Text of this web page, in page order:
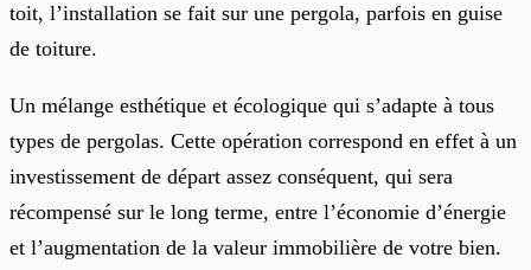
toit, l’installation se fait sur une pergola, parfois en guise
de toiture.
Un mélange esthétique et écologique qui s’adapte à tous
types de pergolas. Cette opération correspond en effet à un
investissement de départ assez conséquent, qui sera
récompensé sur le long terme, entre l’économie d’énergie
et l’augmentation de la valeur immobilière de votre bien.